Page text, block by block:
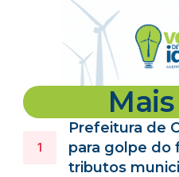
Prefeitura de
para golpe do
tributos